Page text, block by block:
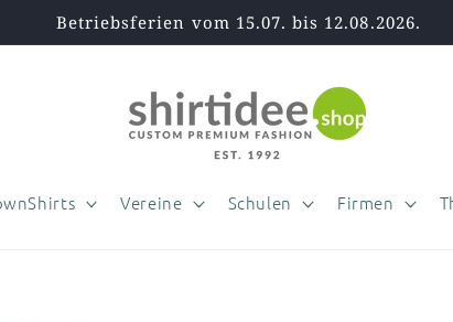
Betriebsferien vom 15.07. bis 12.08.2026.
Vereine Schulen Firmen